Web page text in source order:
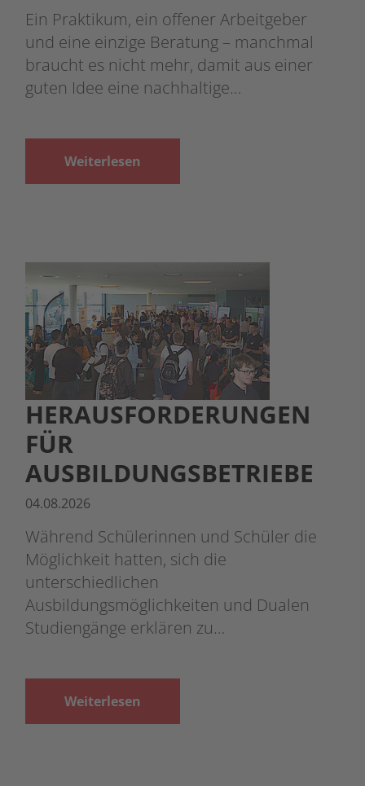
Ein Praktikum, ein offener Arbeitgeber
und eine einzige Beratung – manchmal
braucht es nicht mehr, damit aus einer
guten Idee eine nachhaltige…
Weiterlesen
HERAUSFORDERUNGEN
FÜR
AUSBILDUNGSBETRIEBE
04.08.2026
Während Schülerinnen und Schüler die
Möglichkeit hatten, sich die
unterschiedlichen
Ausbildungsmöglichkeiten und Dualen
Studiengänge erklären zu…
Weiterlesen